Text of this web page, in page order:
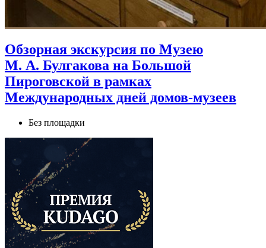
Обзорная экскурсия по Музею
М. А. Булгакова на Большой
Пироговской в рамках
Международных дней домов‑музеев
Без площадки